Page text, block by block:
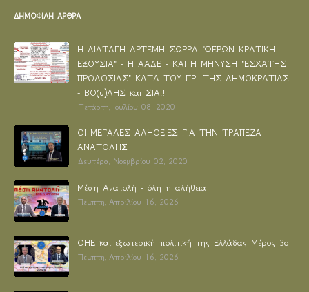
ΔΗΜΟΦΙΛΗ ΑΡΘΡΑ
Η ΔΙΑΤΑΓΗ ΑΡΤΕΜΗ ΣΩΡΡΑ "ΦΕΡΩΝ ΚΡΑΤΙΚΗ
ΕΞΟΥΣΙΑ" - Η ΑΑΔΕ - ΚΑΙ Η ΜΗΝΥΣΗ "ΕΣΧΑΤΗΣ
ΠΡΟΔΟΣΙΑΣ" ΚΑΤΑ ΤΟΥ ΠΡ. ΤΗΣ ΔΗΜΟΚΡΑΤΙΑΣ
- ΒΟ(υ)ΛΗΣ και ΣΙΑ.!!
Τετάρτη, Ιουλίου 08, 2020
ΟΙ ΜΕΓΑΛΕΣ ΑΛΗΘΕΙΕΣ ΓΙΑ ΤΗΝ ΤΡΑΠΕΖΑ
ΑΝΑΤΟΛΗΣ
Δευτέρα, Νοεμβρίου 02, 2020
Μέση Ανατολή - όλη η αλήθεια
Πέμπτη, Απριλίου 16, 2026
ΟΗΕ και εξωτερική πολιτική της Ελλάδας Μέρος 3ο
Πέμπτη, Απριλίου 16, 2026